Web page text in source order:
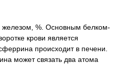
%. Основным белком-
крови является
происходит в печени.
может связать два атома